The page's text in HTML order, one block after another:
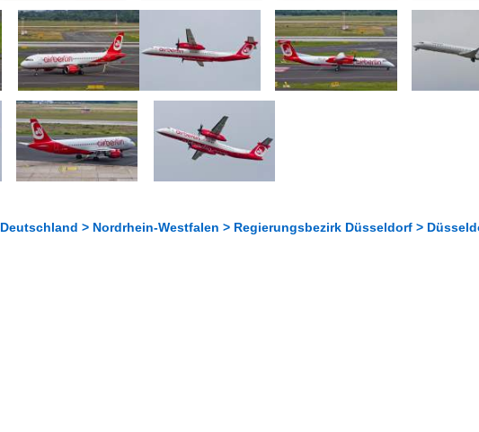
Deutschland > Nordrhein-Westfalen > Regierungsbezirk Düsseldorf >